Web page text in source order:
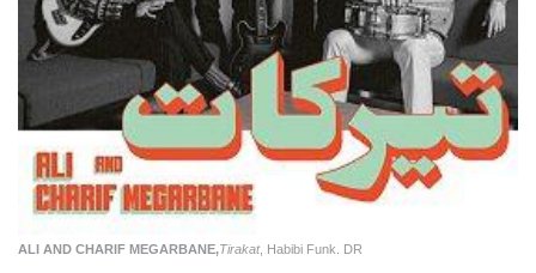
ALI AND CHARIF MEGARBANE,Tirakat, Habibi Funk. DR